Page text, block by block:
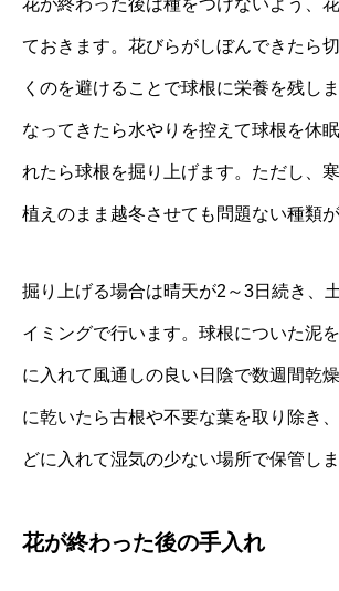
花が終わった後は種をつけないよう、
ておきます。花びらがしぼんできたら
くのを避けることで球根に栄養を残し
なってきたら水やりを控えて球根を休
れたら球根を掘り上げます。ただし、
植えのまま越冬させても問題ない種類が
掘り上げる場合は晴天が2～3日続き、
イミングで行います。球根についた泥
に入れて風通しの良い日陰で数週間乾
に乾いたら古根や不要な葉を取り除き
どに入れて湿気の少ない場所で保管しま
花が終わった後の手入れ